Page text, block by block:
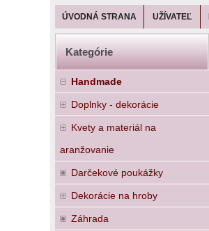
ÚVODNÁ STRANA UŽÍVATEĽ
Kategórie
Handmade
Doplnky - dekorácie
Kvety a materiál na
aranžovanie
Darčekové poukážky
Dekorácie na hroby
Záhrada